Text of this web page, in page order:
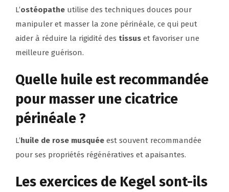
L’ostéopathe utilise des techniques douces pour
manipuler et masser la zone périnéale, ce qui peut
aider à réduire la rigidité des tissus et favoriser une
meilleure guérison.
Quelle huile est recommandée
pour masser une cicatrice
périnéale ?
L’huile de rose musquée est souvent recommandée
pour ses propriétés régénératives et apaisantes.
Les exercices de Kegel sont-ils